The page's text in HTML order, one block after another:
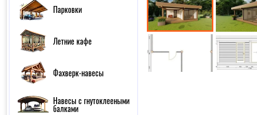
Парковки
Летние кафе
Фахверк-навесы
Навесы с гнутоклееными
балками